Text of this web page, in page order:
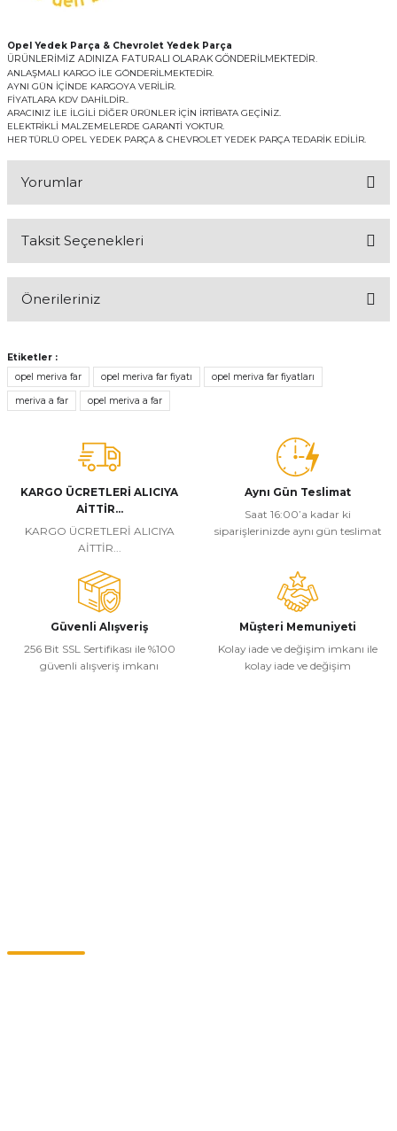
Opel Yedek Parça & Chevrolet Yedek Parça
ÜRÜNLERİMİZ ADINIZA FATURALI OLARAK GÖNDERİLMEKTEDİR.
ANLAŞMALI KARGO İLE GÖNDERİLMEKTEDİR.
AYNI GÜN İÇİNDE KARGOYA VERİLİR.
FİYATLARA KDV DAHİLDİR..
ARACINIZ İLE İLGİLİ DİĞER ÜRÜNLER İÇİN İRTİBATA GEÇİNİZ.
ELEKTRİKLİ MALZEMELERDE GARANTİ YOKTUR.
HER TÜRLÜ OPEL YEDEK PARÇA & CHEVROLET YEDEK PARÇA TEDARİK EDİLİR.
Yorumlar
Taksit Seçenekleri
Önerileriniz
konularda yetersiz gördüğünüz noktaları öneri formunu kullanarak
tarafımıza iletebilirsiniz.
Görüş ve önerileriniz için teşekkür ederiz.
Ürün resmi kalitesiz, bozuk veya görüntülenemiyor.
Ürün açıklamasında eksik bilgiler bulunuyor.
Ürün bilgilerinde hatalar bulunuyor.
Ürün fiyatı diğer sitelerden daha pahalı.
Bu ürüne benzer farklı alternatifler olmalı.
Etiketler :
opel meriva far
opel meriva far fiyatı opel meriva far fiyatları
meriva a far opel meriva a far
KARGO ÜCRETLERİ ALICIYA
AİTTİR...
KARGO ÜCRETLERİ ALICIYA
AİTTİR...
Aynı Gün Teslimat
Saat 16:00’a kadar ki
siparişlerinizde aynı gün teslimat
Güvenli Alışveriş
256 Bit SSL Sertifikası ile %100
güvenli alışveriş imkanı
Müşteri Memuniyeti
Kolay iade ve değişim imkanı ile
kolay iade ve değişim